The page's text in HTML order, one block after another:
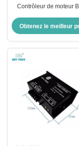
Contrôleur de moteur
IC 80V220V
Brushless DC Motor
Obtenez le meilleur